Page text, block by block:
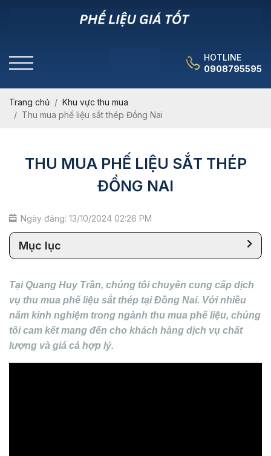
HOTLINE
0908795595
Trang chủ
Khu vực thu mua
Thu mua phế liệu sắt thép Đồng Nai
THU MUA PHẾ LIỆU SẮT THÉP
ĐỒNG NAI
Ngày đăng: 13/10/2024 02:26 PM
Mục lục
Tại Quang Huy Trần, chúng tôi chuyên cung cấp dịch
vụ thu mua phế liệu sắt thép tại Đồng Nai. Với nhiều
năm kinh nghiệm trong ngành thu mua phế liệu, chúng
tôi cam kết mang đến cho khách hàng dịch vụ chất
lượng và giá cả hợp lý.